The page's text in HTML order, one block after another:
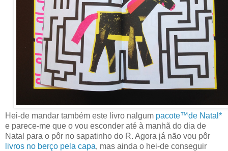
Hei-de mandar também este livro nalgum pacote™de Natal*
e parece-me que o vou esconder até à manhã do dia de
Natal para o pôr no sapatinho do R. Agora já não vou pôr
livros no berço pela capa, mas ainda o hei-de conseguir